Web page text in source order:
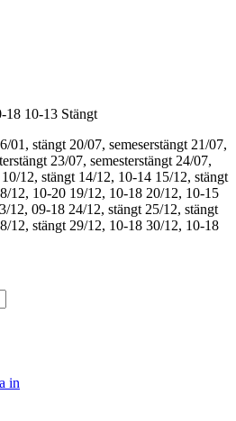
18 10-13 Stängt
01, stängt 20/07, semeserstängt 21/07,
23/07, semesterstängt 24/07,
10/12, stängt 14/12, 10-14 15/12, stängt
12, 10-20 19/12, 10-18 20/12, 10-15
12, 09-18 24/12, stängt 25/12, stängt
12, stängt 29/12, 10-18 30/12, 10-18
in